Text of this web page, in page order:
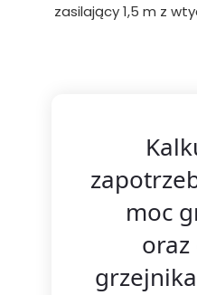
zasilający 1,5 m z
moc
grzejnika